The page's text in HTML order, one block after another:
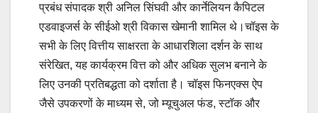
प्रबंध संपादक श्री अनिल सिंघवी और कार्नेलियन कैपिटल
एडवाइजर्स के सीईओ श्री विकास खेमानी शामिल थे।चॉइस के
सभी के लिए वित्तीय साक्षरता के आधारशिला दर्शन के साथ
संरेखित, यह कार्यक्रम वित्त को और अधिक सुलभ बनाने के
लिए उनकी प्रतिबद्धता को दर्शाता है। चॉइस फिनएक्स ऐप
जैसे उपकरणों के माध्यम से, जो म्यूचुअल फंड, स्टॉक और